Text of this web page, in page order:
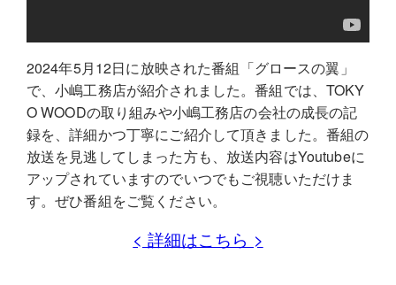
2024年5月12日に放映された番組「グロースの翼」
で、小嶋工務店が紹介されました。番組では、TOKY
O WOODの取り組みや小嶋工務店の会社の成長の記
録を、詳細かつ丁寧にご紹介して頂きました。番組の
放送を見逃してしまった方も、放送内容はYoutubeに
アップされていますのでいつでもご視聴いただけま
す。ぜひ番組をご覧ください。
< 詳細はこちら >